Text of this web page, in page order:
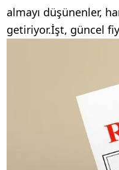
almayı düşünenler,
getiriyor.İşt, güncel